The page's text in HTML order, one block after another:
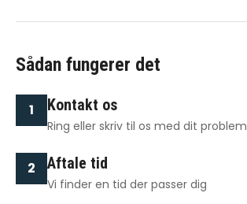
Sådan fungerer det
1 Kontakt os
Ring eller skriv til os med dit problem
2 Aftale tid
Vi finder en tid der passer dig